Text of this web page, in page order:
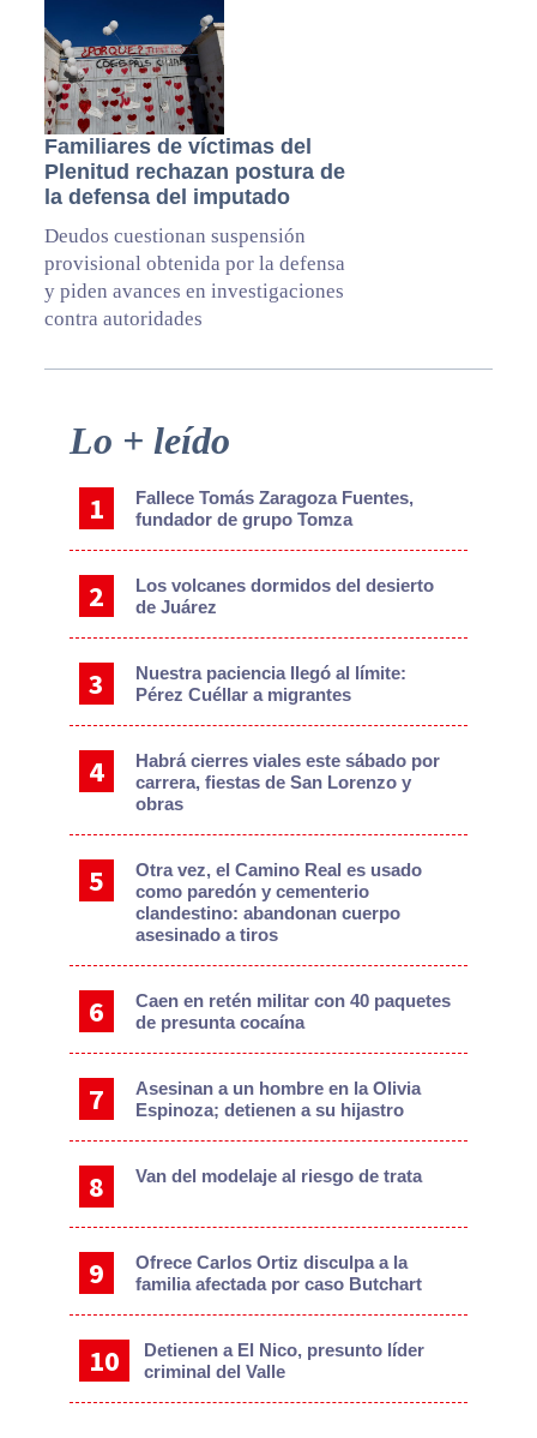
Familiares de víctimas del
Plenitud rechazan postura de
la defensa del imputado
Deudos cuestionan suspensión
provisional obtenida por la defensa
y piden avances en investigaciones
contra autoridades
Primary
Lo + leído
Fallece Tomás Zaragoza Fuentes,
fundador de grupo Tomza
Los volcanes dormidos del desierto
de Juárez
Nuestra paciencia llegó al límite:
Pérez Cuéllar a migrantes
Habrá cierres viales este sábado por
carrera, fiestas de San Lorenzo y
obras
Otra vez, el Camino Real es usado
como paredón y cementerio
clandestino: abandonan cuerpo
asesinado a tiros
Caen en retén militar con 40 paquetes
de presunta cocaína
Asesinan a un hombre en la Olivia
Espinoza; detienen a su hijastro
Van del modelaje al riesgo de trata
Ofrece Carlos Ortiz disculpa a la
familia afectada por caso Butchart
Detienen a El Nico, presunto líder
criminal del Valle